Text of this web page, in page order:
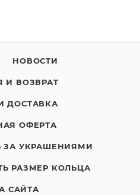
НОВОСТИ
И ВОЗВРАТ
ДОСТАВКА
ОФЕРТА
ЗА УКРАШЕНИЯМИ
РАЗМЕР КОЛЬЦА
САЙТА